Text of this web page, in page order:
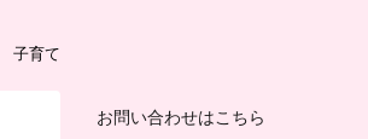
子育て
お問い合わせはこちら